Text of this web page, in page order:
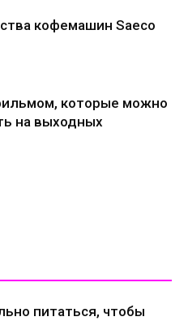
кофемашин Saeco
которые можно
на выходных
питаться, чтобы